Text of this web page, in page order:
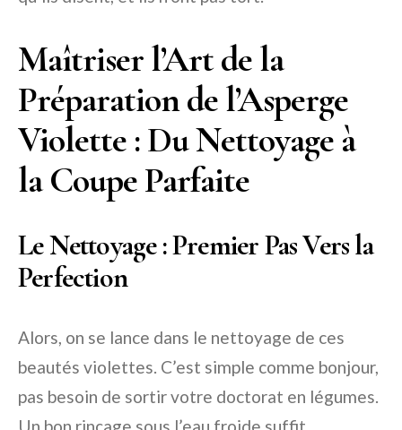
Maîtriser l’Art de la
Préparation de l’Asperge
Violette : Du Nettoyage à
la Coupe Parfaite
Le Nettoyage : Premier Pas Vers la
Perfection
Alors, on se lance dans le nettoyage de ces
beautés violettes. C’est simple comme bonjour,
pas besoin de sortir votre doctorat en légumes.
Un bon rinçage sous l’eau froide suffit